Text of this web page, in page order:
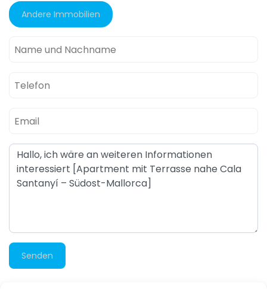
Andere Immobilien
Senden